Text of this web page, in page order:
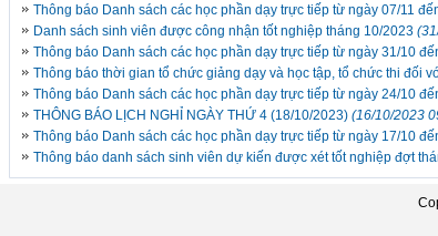
Thông báo Danh sách các học phần dạy trực tiếp từ ngày 07/11
Danh sách sinh viên được công nhận tốt nghiệp tháng 10/2023
Thông báo Danh sách các học phần dạy trực tiếp từ ngày 31/10
Thông báo thời gian tổ chức giảng dạy và học tập, tổ chức thi đối
Thông báo Danh sách các học phần dạy trực tiếp từ ngày 24/10
THÔNG BÁO LỊCH NGHỈ NGÀY THỨ 4 (18/10/2023) (16/10/2023
Thông báo Danh sách các học phần dạy trực tiếp từ ngày 17/10
Thông báo danh sách sinh viên dự kiến được xét tốt nghiệp đợt